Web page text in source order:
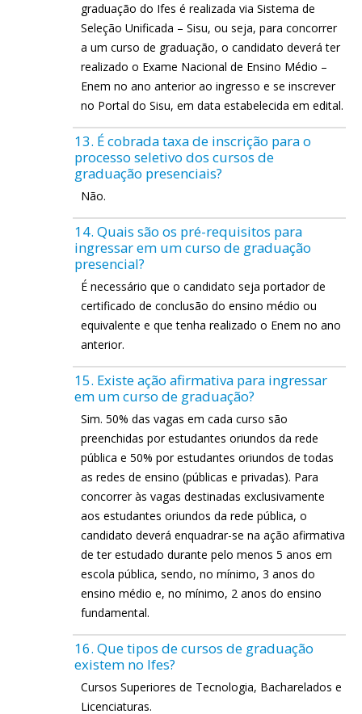
graduação do Ifes é realizada via Sistema de
Seleção Unificada – Sisu, ou seja, para concorrer
a um curso de graduação, o candidato deverá ter
realizado o Exame Nacional de Ensino Médio –
Enem no ano anterior ao ingresso e se inscrever
no Portal do Sisu, em data estabelecida em edital.
13. É cobrada taxa de inscrição para o
processo seletivo dos cursos de
graduação presenciais?
Não.
14. Quais são os pré-requisitos para
ingressar em um curso de graduação
presencial?
É necessário que o candidato seja portador de
certificado de conclusão do ensino médio ou
equivalente e que tenha realizado o Enem no ano
anterior.
15. Existe ação afirmativa para ingressar
em um curso de graduação?
Sim. 50% das vagas em cada curso são
preenchidas por estudantes oriundos da rede
pública e 50% por estudantes oriundos de todas
as redes de ensino (públicas e privadas). Para
concorrer às vagas destinadas exclusivamente
aos estudantes oriundos da rede pública, o
candidato deverá enquadrar-se na ação afirmativa
de ter estudado durante pelo menos 5 anos em
escola pública, sendo, no mínimo, 3 anos do
ensino médio e, no mínimo, 2 anos do ensino
fundamental.
16. Que tipos de cursos de graduação
existem no Ifes?
Cursos Superiores de Tecnologia, Bacharelados e
Licenciaturas.